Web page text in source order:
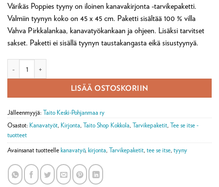
Värikäs Poppies tyyny on iloinen kanavakirjonta -tarvikepaketti.
Valmiin tyynyn koko on 45 x 45 cm. Paketti sisältää 100 % villa
Vahva Pirkkalankaa, kanavatyökankaan ja ohjeen. Lisäksi tarvitset
sakset. Paketti ei sisällä tyynyn taustakangasta eikä sisustyynyä.
LISÄÄ OSTOSKORIIN
Jälleenmyyjä: Taito Keski-Pohjanmaa ry
Osastot: Kanavatyöt, Kirjonta, Taito Shop Kokkola, Tarvikepaketit, Tee se itse -
tuotteet
Avainsanat tuotteelle kanavatyö, kirjonta, Tarvikepaketit, tee se itse, tyyny